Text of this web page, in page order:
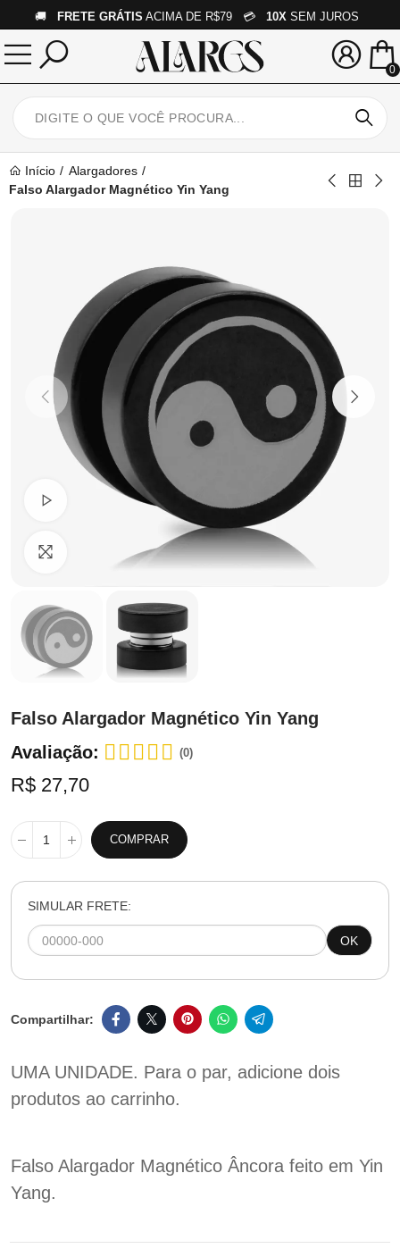
🚚 FRETE GRÁTIS ACIMA DE R$79 💳 10X SEM JUROS
0
Início
Alargadores
Falso Alargador Magnético Yin Yang
Ver Vídeo
Clique para ampliar
Falso Alargador Magnético Yin Yang
Avaliação:
(0)
R$ 27,70
COMPRAR
SIMULAR FRETE:
OK
UMA UNIDADE. Para o par, adicione dois
produtos ao carrinho.
Falso Alargador Magnético Âncora feito em Yin
Yang.